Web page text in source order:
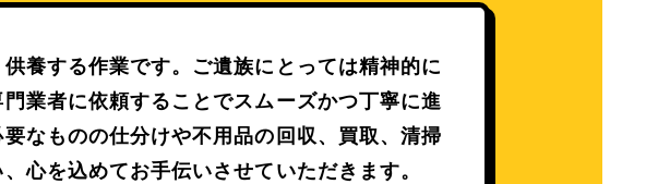
養する作業です。 ご遺族にとっては精神的に
業者に依頼することでスムーズかつ丁寧に進
なものの仕分けや不用品の回収、買取、清掃
心を込めてお手伝いさせていただきます。